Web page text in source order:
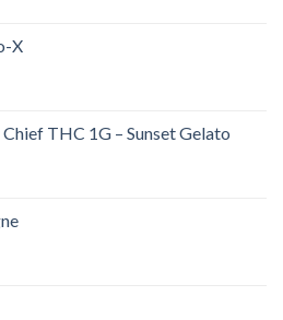
X
THC 1G – Sunset Gelato